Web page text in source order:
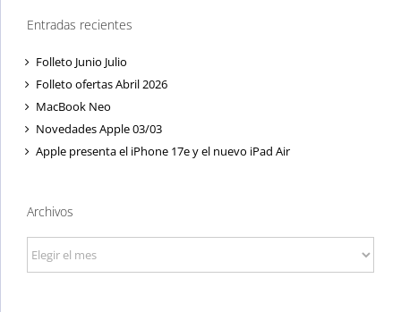
Entradas recientes
Folleto Junio Julio
Folleto ofertas Abril 2026
MacBook Neo
Novedades Apple 03/03
Apple presenta el iPhone 17e y el nuevo iPad Air
Archivos
Archivos